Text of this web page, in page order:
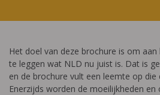
Het doel van deze brochure is om
te leggen wat NLD nu juist is. Dat is
en de brochure vult een leemte op die
Enerzijds worden de moeilijkheden